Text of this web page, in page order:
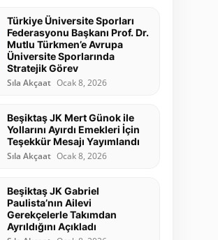
Türkiye Üniversite Sporları
Federasyonu Başkanı Prof. Dr.
Mutlu Türkmen’e Avrupa
Üniversite Sporlarında
Stratejik Görev
Sıla Akçaat Ocak 8, 2026
Beşiktaş JK Mert Günok ile
Yollarını Ayırdı Emekleri İçin
Teşekkür Mesajı Yayımlandı
Sıla Akçaat Ocak 8, 2026
Beşiktaş JK Gabriel
Paulista’nın Ailevi
Gerekçelerle Takımdan
Ayrıldığını Açıkladı